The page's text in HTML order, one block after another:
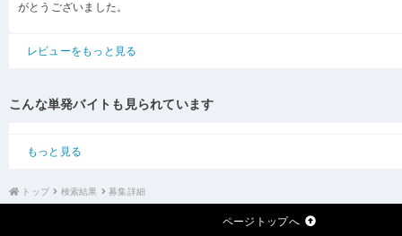
がとうございました。
レビューをもっと見る
こんな単発バイトも見られています
もっと見る
トップ 検索結果 募集詳細
ページトップへ